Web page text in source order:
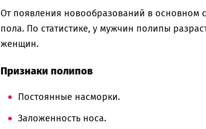
От появления новообразований в основном
пола. По статистике, у мужчин полипы
женщин.
Признаки полипов
Постоянные насморки.
Заложенность носа.